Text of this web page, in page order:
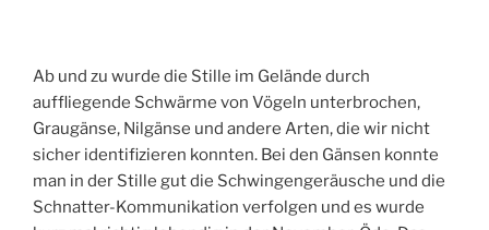
Ab und zu wurde die Stille im Gelände durch
auffliegende Schwärme von Vögeln unterbrochen,
Graugänse, Nilgänse und andere Arten, die wir nicht
sicher identifizieren konnten. Bei den Gänsen konnte
man in der Stille gut die Schwingengeräusche und die
Schnatter-Kommunikation verfolgen und es wurde